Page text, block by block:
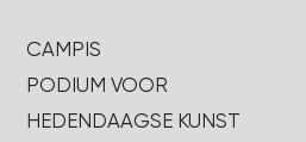
CAMPIS
PODIUM VOOR
HEDENDAAGSE KUNST